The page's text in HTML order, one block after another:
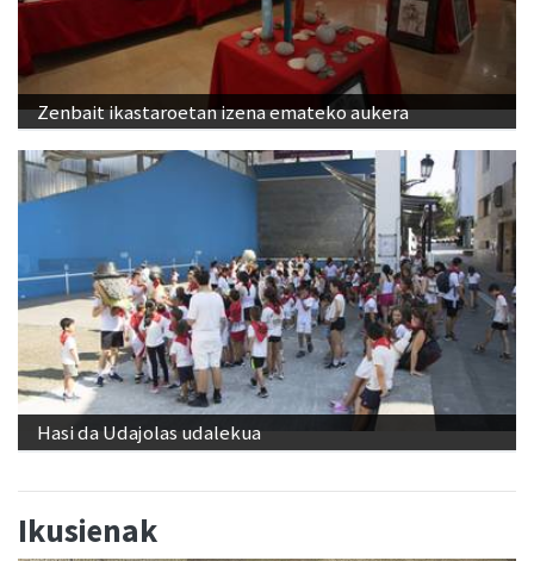
Zenbait ikastaroetan izena emateko aukera
Hasi da Udajolas udalekua
Ikusienak